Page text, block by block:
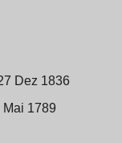
Dez 1836
Mai 1789